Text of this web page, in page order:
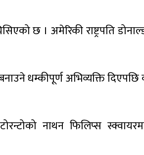
छ । अमेरिकी राष्ट्रपति
धम्कीपूर्ण अभिव्यक्ति
नाथन फिलिप्स